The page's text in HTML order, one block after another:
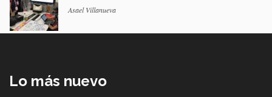
Asael Villanueva
Lo más nuevo